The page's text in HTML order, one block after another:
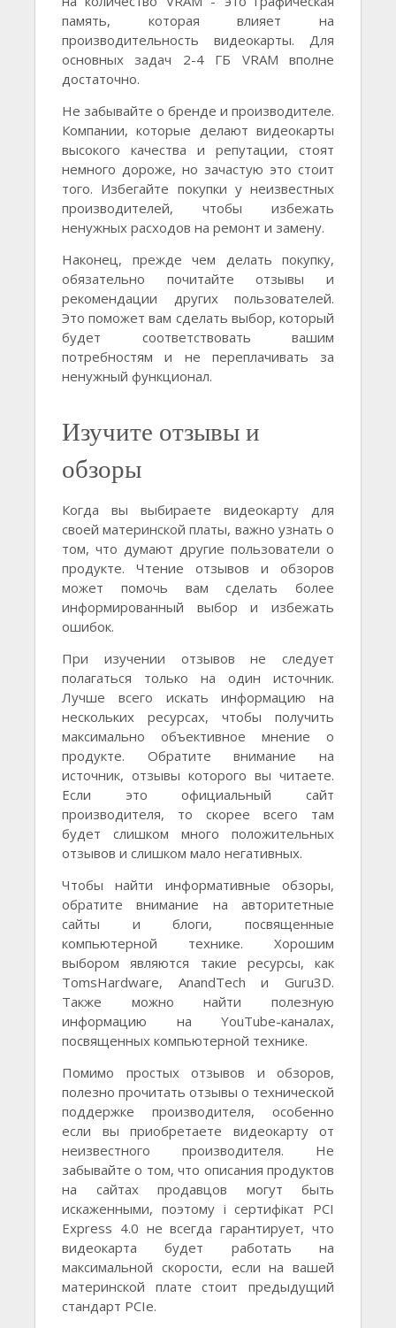
память, которая влияет на
производительность видеокарты. Для
основных задач 2-4 ГБ VRAM вполне
достаточно.
Не забывайте о бренде и производителе.
Компании, которые делают видеокарты
высокого качества и репутации, стоят
немного дороже, но зачастую это стоит
того. Избегайте покупки у неизвестных
производителей, чтобы избежать
ненужных расходов на ремонт и замену.
Наконец, прежде чем делать покупку,
обязательно почитайте отзывы и
рекомендации других пользователей.
Это поможет вам сделать выбор, который
будет соответствовать вашим
потребностям и не переплачивать за
ненужный функционал.
Изучите отзывы и
обзоры
Когда вы выбираете видеокарту для
своей материнской платы, важно узнать о
том, что думают другие пользователи о
продукте. Чтение отзывов и обзоров
может помочь вам сделать более
информированный выбор и избежать
ошибок.
При изучении отзывов не следует
полагаться только на один источник.
Лучше всего искать информацию на
нескольких ресурсах, чтобы получить
максимально объективное мнение о
продукте. Обратите внимание на
источник, отзывы которого вы читаете.
Если это официальный сайт
производителя, то скорее всего там
будет слишком много положительных
отзывов и слишком мало негативных.
Чтобы найти информативные обзоры,
обратите внимание на авторитетные
сайты и блоги, посвященные
компьютерной технике. Хорошим
выбором являются такие ресурсы, как
TomsHardware, AnandTech и Guru3D.
Также можно найти полезную
информацию на YouTube-каналах,
посвященных компьютерной технике.
Помимо простых отзывов и обзоров,
полезно прочитать отзывы о технической
поддержке производителя, особенно
если вы приобретаете видеокарту от
неизвестного производителя. Не
забывайте о том, что описания продуктов
на сайтах продавцов могут быть
искаженными, поэтому і сертифікат PCI
Express 4.0 не всегда гарантирует, что
видеокарта будет работать на
максимальной скорости, если на вашей
материнской плате стоит предыдущий
стандарт PCIe.